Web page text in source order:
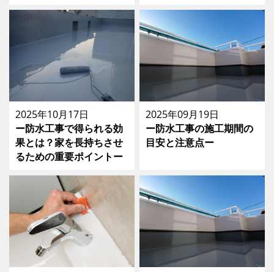
2025年10月17日
ー防水工事で得られる効
果とは？家を長持ちさせ
るための重要ポイントー
2025年09月19日
ー防水工事の施工期間の
目安と注意点ー